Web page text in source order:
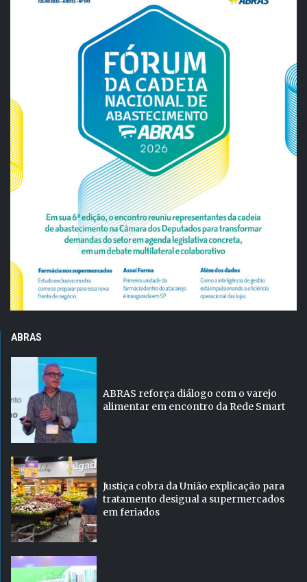
ABRAS
ABRAS reforça diálogo com o varejo
alimentar em encontro da Rede Smart
Justiça cobra da União explicação para
tratamento desigual a supermercados
em feriados